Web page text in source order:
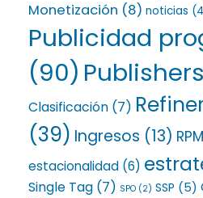
Monetización (8) noticias
Publicidad
(90) Publishers
Clasificación (7)
(39) Ingresos (13) RPM
estacionalidad (6)
Single Tag (7) SPO (2) SSP (5)